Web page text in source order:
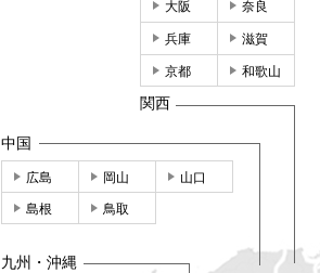
大阪 奈良
兵庫 滋賀
京都 和歌山
関西
中国
広島 岡山 山口
島根 鳥取
九州・沖縄